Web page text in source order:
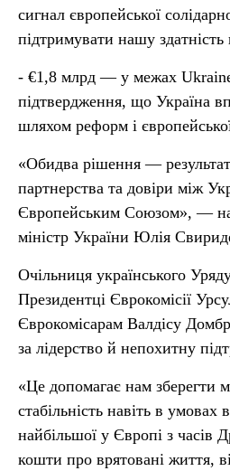
сигнал європейської
підтримувати нашу здатність
- €1,8 млрд — у межах
підтвердження, що Україна
шляхом реформ і європейської
«Обидва рішення — результат
партнерства та довіри між
Європейським Союзом», —
міністр України Юлія
Очільниця українського
Президентці Єврокомісії
Єврокомісарам Валдісу
за лідерство й непохитну
«Це допомагає нам зберегти
стабільність навіть в
найбільшої у Європі з часів
кошти про врятовані життя,